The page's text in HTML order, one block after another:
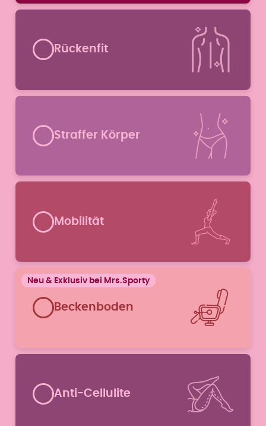
Rückenfit
Straffer Körper
Mobilität
Beckenboden
Anti-Cellulite